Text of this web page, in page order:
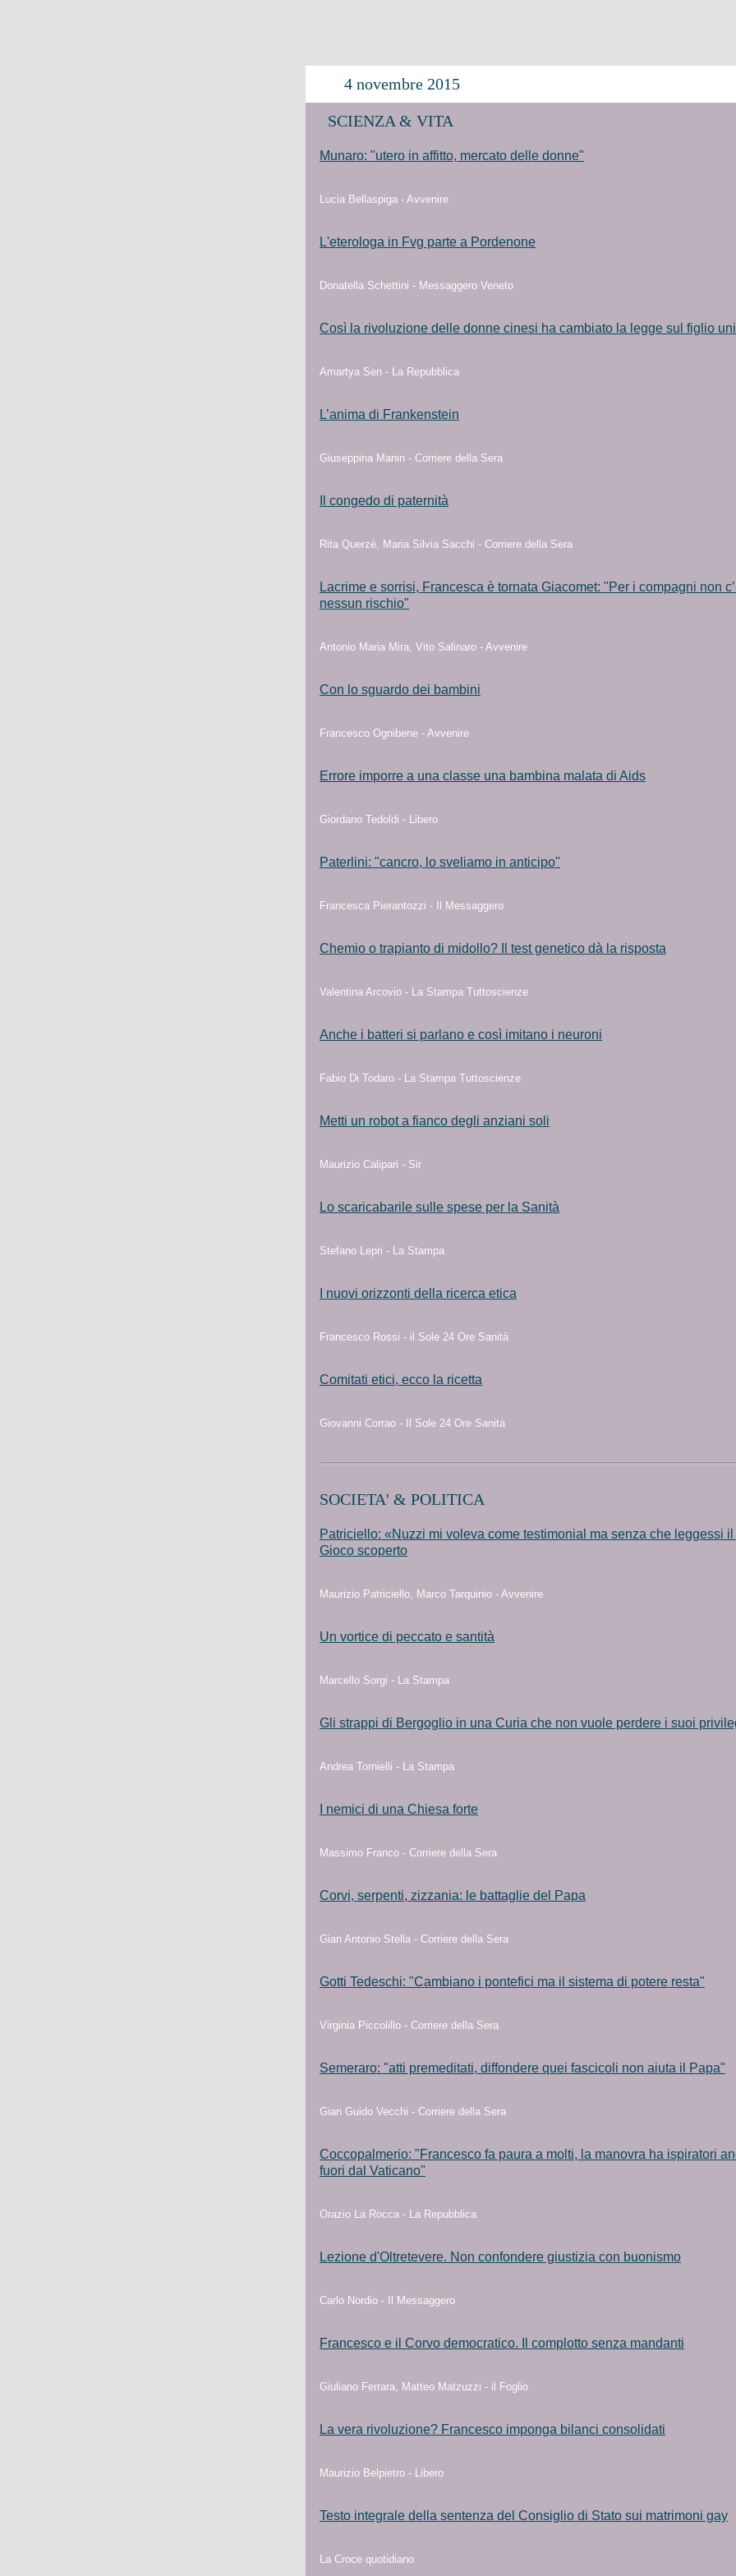
4 novembre 2015
SCIENZA & VITA
Munaro: "utero in affitto, mercato delle donne"
Lucia Bellaspiga - Avvenire
L'eterologa in Fvg parte a Pordenone
Donatella Schettini - Messaggero Veneto
Così la rivoluzione delle donne cinesi ha cambiato la legge sul figlio
Amartya Sen - La Repubblica
L’anima di Frankenstein
Giuseppina Manin - Corriere della Sera
Il congedo di paternità
Rita Querzè, Maria Silvia Sacchi - Corriere della Sera
Lacrime e sorrisi, Francesca è tornata Giacomet: "Per i compagni non
nessun rischio"
Antonio Maria Mira, Vito Salinaro - Avvenire
Con lo sguardo dei bambini
Francesco Ognibene - Avvenire
Errore imporre a una classe una bambina malata di Aids
Giordano Tedoldi - Libero
Paterlini: "cancro, lo sveliamo in anticipo"
Francesca Pierantozzi - Il Messaggero
Chemio o trapianto di midollo? Il test genetico dà la risposta
Valentina Arcovio - La Stampa Tuttoscienze
Anche i batteri si parlano e così imitano i neuroni
Fabio Di Todaro - La Stampa Tuttoscienze
Metti un robot a fianco degli anziani soli
Maurizio Calipari - Sir
Lo scaricabarile sulle spese per la Sanità
Stefano Lepri - La Stampa
I nuovi orizzonti della ricerca etica
Francesco Rossi - il Sole 24 Ore Sanità
Comitati etici, ecco la ricetta
Giovanni Corrao - Il Sole 24 Ore Sanità
SOCIETA' & POLITICA
Patriciello: «Nuzzi mi voleva come testimonial ma senza che leggessi
Gioco scoperto
Maurizio Patriciello, Marco Tarquinio - Avvenire
Un vortice di peccato e santità
Marcello Sorgi - La Stampa
Gli strappi di Bergoglio in una Curia che non vuole perdere i suoi
Andrea Tornielli - La Stampa
I nemici di una Chiesa forte
Massimo Franco - Corriere della Sera
Corvi, serpenti, zizzania: le battaglie del Papa
Gian Antonio Stella - Corriere della Sera
Gotti Tedeschi: "Cambiano i pontefici ma il sistema di potere resta"
Virginia Piccolillo - Corriere della Sera
Semeraro: "atti premeditati, diffondere quei fascicoli non aiuta il Papa"
Gian Guido Vecchi - Corriere della Sera
Coccopalmerio: "Francesco fa paura a molti, la manovra ha ispiratori
fuori dal Vaticano"
Orazio La Rocca - La Repubblica
Lezione d'Oltretevere. Non confondere giustizia con buonismo
Carlo Nordio - Il Messaggero
Francesco e il Corvo democratico. Il complotto senza mandanti
Giuliano Ferrara, Matteo Matzuzzi - il Foglio
La vera rivoluzione? Francesco imponga bilanci consolidati
Maurizio Belpietro - Libero
Testo integrale della sentenza del Consiglio di Stato sui matrimoni gay
La Croce quotidiano